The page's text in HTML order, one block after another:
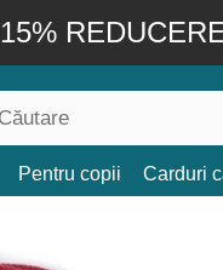
15%
Pentru copii Carduri